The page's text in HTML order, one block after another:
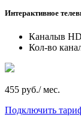
Интерактивное
Каналыв
Кол-во
455 руб./ мес.
Подключить